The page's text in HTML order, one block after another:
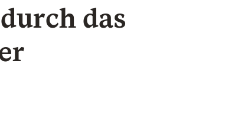
das